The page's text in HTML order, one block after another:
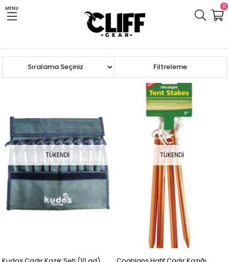
MENU 0
Filtreleme
Sıralama
TÜKENDI TÜKENDI